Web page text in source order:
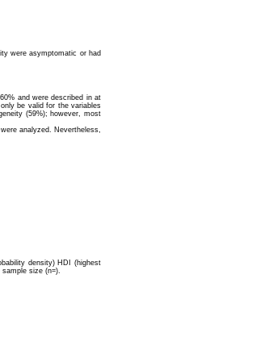
were asymptomatic or had
and were described in at
be valid for the variables
(59%); however, most
analyzed. Nevertheless,
density) HDI (highest
size (n=).